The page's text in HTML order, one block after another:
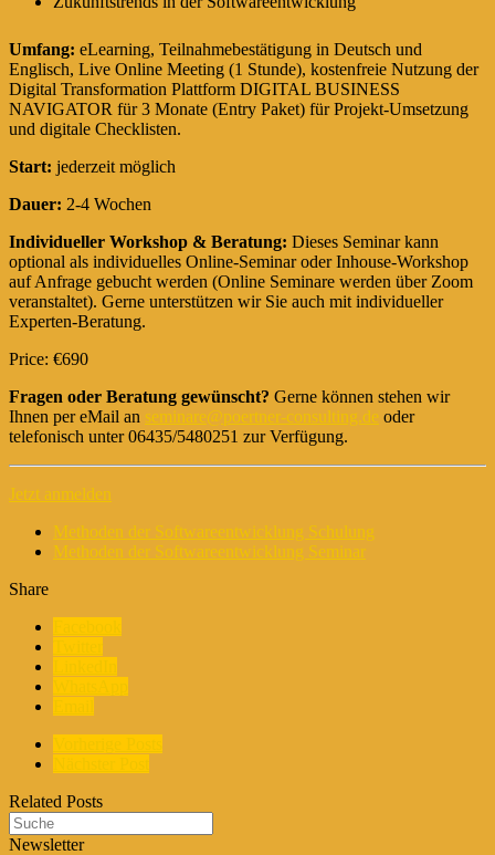
Umfang: eLearning, Teilnahmebestätigung in Deutsch und
Englisch, Live Online Meeting (1 Stunde), kostenfreie Nutzung der
Digital Transformation Plattform DIGITAL BUSINESS
NAVIGATOR für 3 Monate (Entry Paket) für Projekt-Umsetzung
und digitale Checklisten.
Start: jederzeit möglich
Dauer: 2-4 Wochen
Individueller Workshop & Beratung: Dieses Seminar kann
optional als individuelles Online-Seminar oder Inhouse-Workshop
auf Anfrage gebucht werden (Online Seminare werden über Zoom
veranstaltet). Gerne unterstützen wir Sie auch mit individueller
Experten-Beratung.
Price: €690
Fragen oder Beratung gewünscht? Gerne können stehen wir
Ihnen per eMail an seminare@poertner-consulting.de oder
telefonisch unter 06435/5480251 zur Verfügung.
Jetzt anmelden
Methoden der Softwareentwicklung Schulung
Methoden der Softwareentwicklung Seminar
Share
Related Posts
Newsletter